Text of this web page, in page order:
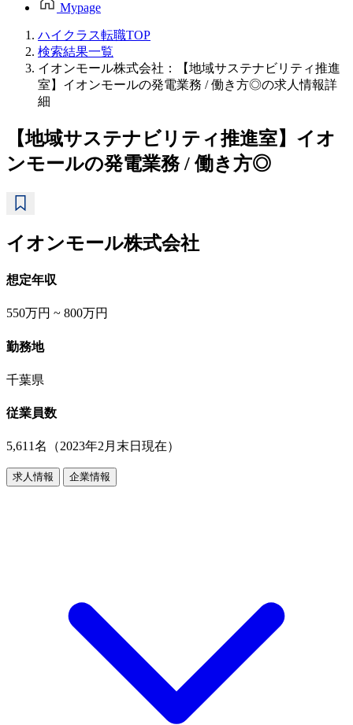
Mypage
ハイクラス転職TOP
検索結果一覧
イオンモール株式会社：【地域サステナビリティ推進
室】イオンモールの発電業務 / 働き方◎の求人情報詳
細
【地域サステナビリティ推進室】イオ
ンモールの発電業務 / 働き方◎
イオンモール株式会社
想定年収
550万円 ~ 800万円
勤務地
千葉県
従業員数
5,611名（2023年2月末日現在）
求人情報 企業情報